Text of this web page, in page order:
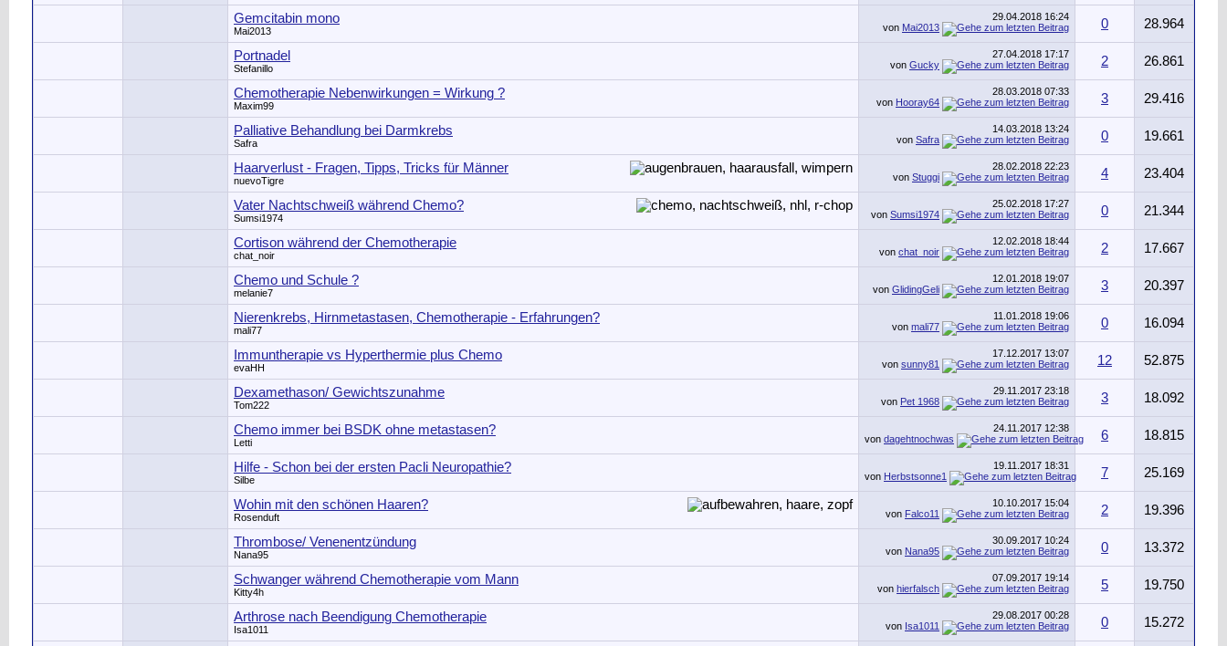
Gemcitabin mono
Mai2013
29.04.2018 16:24
von Mai2013 0 28.964
Portnadel
Stefanillo
27.04.2018 17:17
von Gucky 2 26.861
Chemotherapie Nebenwirkungen = Wirkung ?
Maxim99
28.03.2018 07:33
von Hooray64 3 29.416
Palliative Behandlung bei Darmkrebs
Safra
14.03.2018 13:24
von Safra 0 19.661
Haarverlust - Fragen, Tipps, Tricks für Männer
nuevoTigre
28.02.2018 22:23
von Stuggi 4 23.404
Vater Nachtschweiß während Chemo?
Sumsi1974
25.02.2018 17:27
von Sumsi1974 0 21.344
Cortison während der Chemotherapie
chat_noir
12.02.2018 18:44
von chat_noir 2 17.667
Chemo und Schule ?
melanie7
12.01.2018 19:07
von GlidingGeli 3 20.397
Nierenkrebs, Hirnmetastasen, Chemotherapie - Erfahrungen?
mali77
11.01.2018 19:06
von mali77 0 16.094
Immuntherapie vs Hyperthermie plus Chemo
evaHH
17.12.2017 13:07
von sunny81 12 52.875
Dexamethason/ Gewichtszunahme
Tom222
29.11.2017 23:18
von Pet 1968 3 18.092
Chemo immer bei BSDK ohne metastasen?
Letti
24.11.2017 12:38
von dagehtnochwas 6 18.815
Hilfe - Schon bei der ersten Pacli Neuropathie?
Silbe
19.11.2017 18:31
von Herbstsonne1 7 25.169
Wohin mit den schönen Haaren?
Rosenduft
10.10.2017 15:04
von Falco11 2 19.396
Thrombose/ Venenentzündung
Nana95
30.09.2017 10:24
von Nana95 0 13.372
Schwanger während Chemotherapie vom Mann
Kitty4h
07.09.2017 19:14
von hierfalsch 5 19.750
Arthrose nach Beendigung Chemotherapie
Isa1011
29.08.2017 00:28
von Isa1011 0 15.272